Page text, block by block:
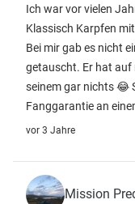
Ich war vor vielen
Klassisch Karpfen
Bei mir gab es nicht
getauscht. Er hat auf
seinem gar nichts 😂
Fanggarantie an
vor 3 Jahre
Mission